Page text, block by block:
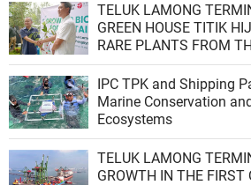
TELUK LAMONG
GREEN HOUSE TITIK
RARE PLANTS FROM
BOTANICAL GARDENS
IPC TPK and Shipping
Marine Conservation
Ecosystems
TELUK LAMONG
GROWTH IN THE FIRST